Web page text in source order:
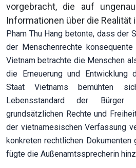
vorgebracht, die auf
Informationen über die Realität
Pham Thu Hang betonte, dass der
der Menschenrechte
Vietnam betrachte die Menschen
die Erneuerung und Entwicklung
Staat Vietnams bemühten
Lebensstandard der
grundsätzlichen Rechte und
der vietnamesischen Verfassung
konkreten rechtlichen
fügte die Außenamtssprecherin